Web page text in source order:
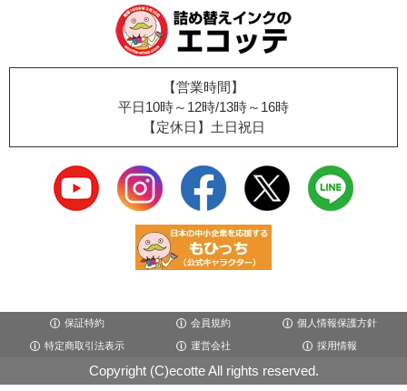
【営業時間】
平日10時～12時/13時～16時
【定休日】土日祝日
保証特約 会員規約 個人情報保護方針
特定商取引法表示 運営会社 採用情報
Copyright (C)ecotte All rights reserved.